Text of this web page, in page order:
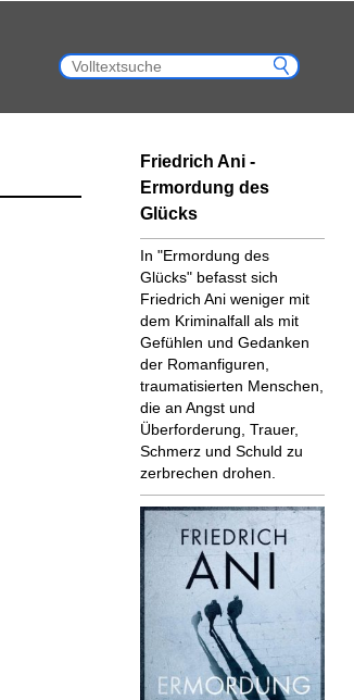
Friedrich Ani -
Ermordung des
Glücks
In "Ermordung des
Glücks" befasst sich
Friedrich Ani weniger mit
dem Kriminalfall als mit
Gefühlen und Gedanken
der Romanfiguren,
trauma­ti­sierten Menschen,
die an Angst und
Überforderung, Trauer,
Schmerz und Schuld zu
zerbrechen drohen.